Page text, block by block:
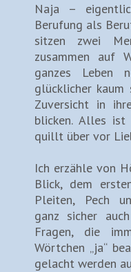
Naja –
Berufung als
sitzen zwei
zusammen auf
ganzes Leben
glücklicher
Zuversicht in
blicken. Alles
quillt über vor
Ich erzähle von
Blick, dem
Pleiten, Pech
ganz sicher
Fragen, die
Wörtchen „ja“
gelacht werden